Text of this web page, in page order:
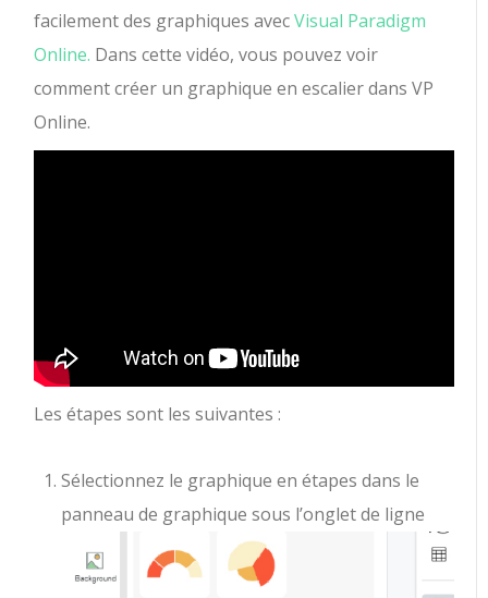
facilement des graphiques avecVisual Paradigm
Online. Dans cette vidéo, vous pouvez voir
comment créer un graphique en escalier dans VP
Online.
Les étapes sont les suivantes :
Sélectionnez le graphique en étapes dans le
panneau de graphique sous l’onglet de ligne